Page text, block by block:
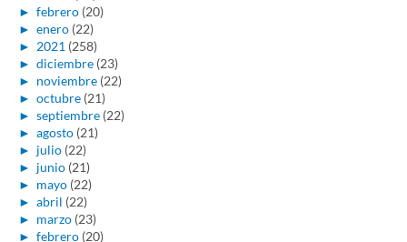
► febrero (20)
► enero (22)
► 2021 (258)
► diciembre (23)
► noviembre (22)
► octubre (21)
► septiembre (22)
► agosto (21)
► julio (22)
► junio (21)
► mayo (22)
► abril (22)
► marzo (23)
► febrero (20)